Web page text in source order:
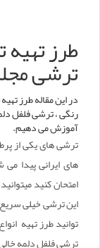
طرز
ترشی
در این مقاله طرز
رنگی ، ترشی فلفل
آموزش می دهیم.
ترشی های یکی از
های ایرانی پیدا
امتحان کنید
این ترشی خیلی
توانید طرز تهیه
ترشی فلفل دلمه